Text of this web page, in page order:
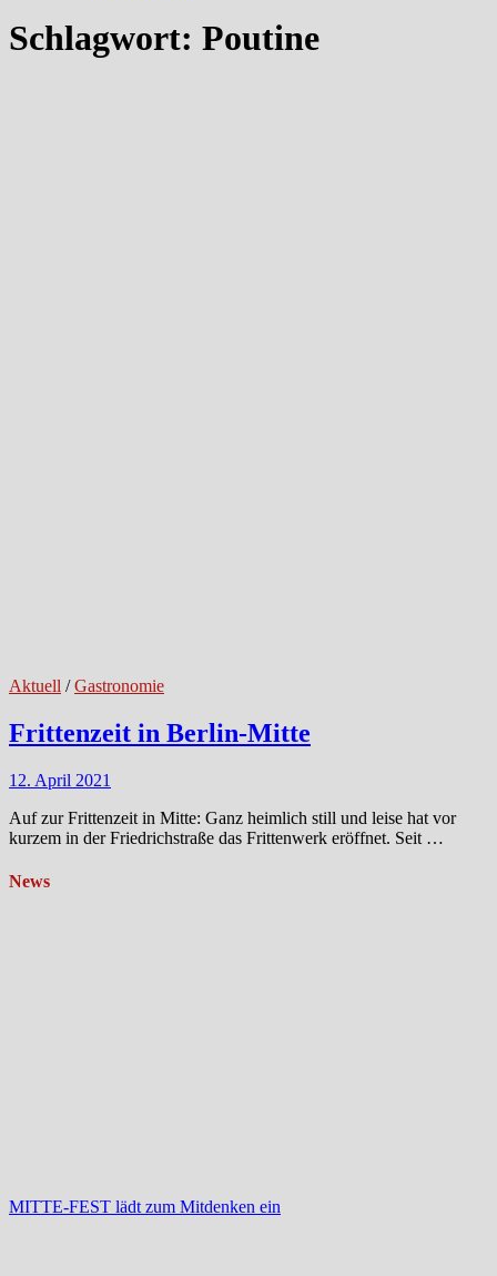
Schlagwort: Poutine
Aktuell /Gastronomie
Frittenzeit in Berlin-Mitte
12. April 2021
Auf zur Frittenzeit in Mitte: Ganz heimlich still und leise hat vor
kurzem in der Friedrichstraße das Frittenwerk eröffnet. Seit …
News
MITTE-FEST lädt zum Mitdenken ein